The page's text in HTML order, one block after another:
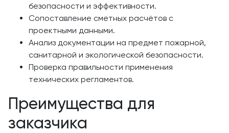
безопасности и эффективности.
Сопоставление сметных расчётов с
проектными данными.
Анализ документации на предмет пожарной,
санитарной и экологической безопасности.
Проверка правильности применения
технических регламентов.
Преимущества для
заказчика